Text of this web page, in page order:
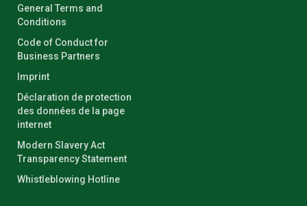
General Terms and
Conditions
Code of Conduct for
Business Partners
Imprint
Déclaration de protection
des données de la page
internet
Modern Slavery Act
Transparency Statement
Whistleblowing Hotline